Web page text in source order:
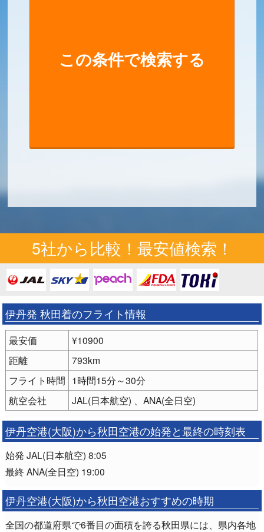
5社から比較！最安値検索！
伊丹発 秋田着のフライト情報
最安価
¥10900
距離
793km
フライト時間 1時間15分～30分
航空会社
JAL(日本航空) 、ANA(全日空)
伊丹空港(大阪)から秋田空港の始発と最終の時刻表
始発 JAL(日本航空) 8:05
最終 ANA(全日空) 19:00
伊丹空港(大阪)から秋田空港おすすめの時期
全国の都道府県で6番目の面積を誇る秋田県には、県内各地